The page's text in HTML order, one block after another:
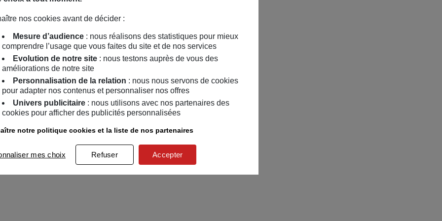
nos cookies avant de décider :
Mesure d’audience : nous réalisons des statistiques pour mieux
comprendre l’usage que vous faites du site et de nos services
Evolution de notre site : nous testons auprès de vous des
améliorations de notre site
Personnalisation de la relation : nous nous servons de cookies
pour adapter nos contenus et personnaliser nos offres
Univers publicitaire : nous utilisons avec nos partenaires des
cookies pour afficher des publicités personnalisées
notre politique cookies et la liste de nos partenaires
mes choix Refuser Accepter